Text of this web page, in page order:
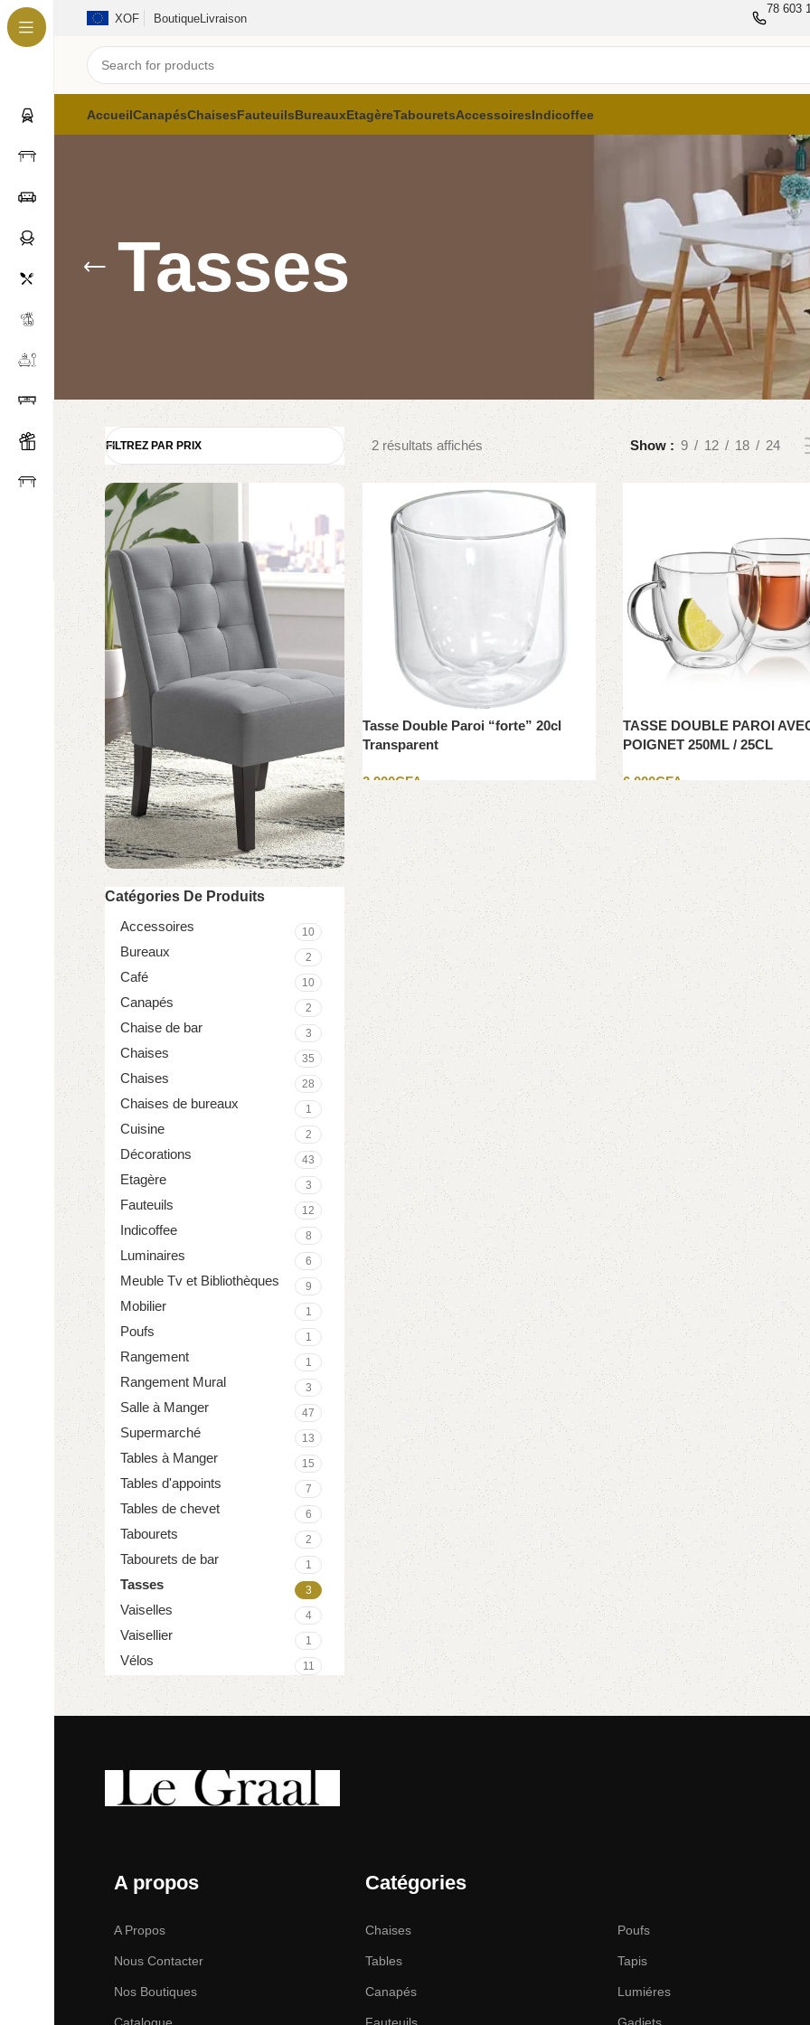
XOF BoutiqueLivraison
78 603
AccueilCanapésChaisesFauteuilsBureauxEtagèreTabouretsAccessoiresIndicoffee
Tasses
FILTREZ PAR PRIX
Découvre notre
Fauteuil Capitonné
Catégories De Produits
Accessoires
10
Bureaux 2
Café 10
Canapés 2
Chaise de bar 3
Chaises 35
Chaises 28
Chaises de bureaux 1
Cuisine 2
Décorations 43
Etagère 3
Fauteuils 12
Indicoffee 8
Luminaires 6
Meuble Tv et Bibliothèques 9
Mobilier 1
Poufs 1
Rangement 1
Rangement Mural 3
Salle à Manger 47
Supermarché 13
Tables à Manger 15
Tables d'appoints 7
Tables de chevet 6
Tabourets 2
Tabourets de bar 1
Tasses 3
Vaiselles 4
Vaisellier 1
Vélos 11
2 résultats affichés Show 9 12 18 24
Tasse Double Paroi “forte” 20cl
Transparent
3 900CFA
TASSE DOUBLE PAROI
POIGNET 250ML / 25CL
6 000CFA
A propos
A Propos
Nous Contacter
Nos Boutiques
Catalogue
Catégories
Chaises
Tables
Canapés
Fauteuils
Poufs
Tapis
Lumiéres
Gadjets